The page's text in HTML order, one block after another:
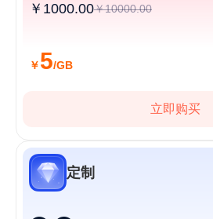
￥1000.00￥10000.00
￥5/GB
立即购买
定制